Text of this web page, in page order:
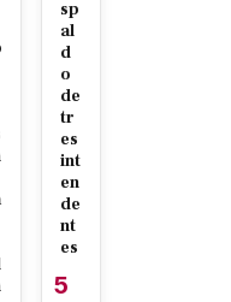
sp
al
d
o
de
tr
es
int
en
de
nt
es
5